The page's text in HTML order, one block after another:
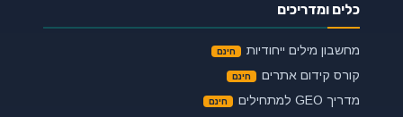
כלים ומדריכים
מחשבון מילים ייחודיות
קורס קידום אתרים
מדריך GEO למתחילים